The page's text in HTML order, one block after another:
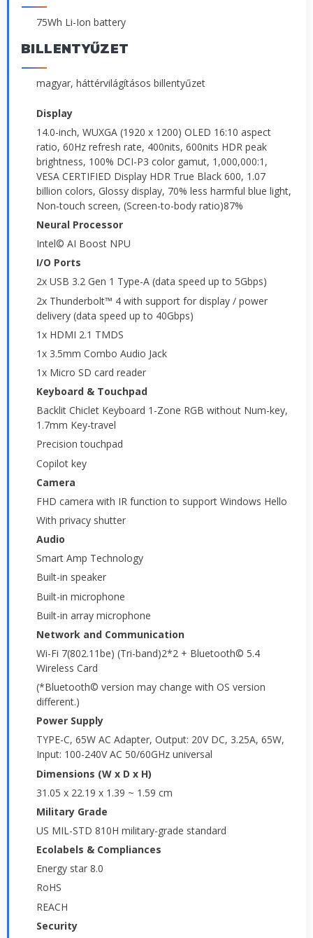
75Wh Li-Ion battery
BILLENTYŰZET
magyar, háttérvilágításos billentyűzet
Display
14.0-inch, WUXGA (1920 x 1200) OLED 16:10 aspect
ratio, 60Hz refresh rate, 400nits, 600nits HDR peak
brightness, 100% DCI-P3 color gamut, 1,000,000:1,
VESA CERTIFIED Display HDR True Black 600, 1.07
billion colors, Glossy display, 70% less harmful blue light,
Non-touch screen, (Screen-to-body ratio)87%
Neural Processor
Intel© AI Boost NPU
I/O Ports
2x USB 3.2 Gen 1 Type-A (data speed up to 5Gbps)
2x Thunderbolt™ 4 with support for display / power
delivery (data speed up to 40Gbps)
1x HDMI 2.1 TMDS
1x 3.5mm Combo Audio Jack
1x Micro SD card reader
Keyboard & Touchpad
Backlit Chiclet Keyboard 1-Zone RGB without Num-key,
1.7mm Key-travel
Precision touchpad
Copilot key
Camera
FHD camera with IR function to support Windows Hello
With privacy shutter
Audio
Smart Amp Technology
Built-in speaker
Built-in microphone
Built-in array microphone
Network and Communication
Wi-Fi 7(802.11be) (Tri-band)2*2 + Bluetooth© 5.4
Wireless Card
(*Bluetooth© version may change with OS version
different.)
Power Supply
TYPE-C, 65W AC Adapter, Output: 20V DC, 3.25A, 65W,
Input: 100-240V AC 50/60GHz universal
Dimensions (W x D x H)
31.05 x 22.19 x 1.39 ~ 1.59 cm
Military Grade
US MIL-STD 810H military-grade standard
Ecolabels & Compliances
Energy star 8.0
RoHS
REACH
Security